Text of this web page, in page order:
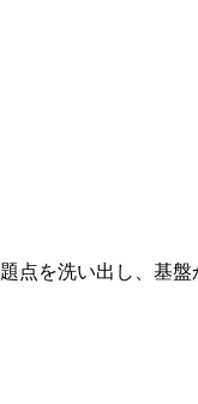
点を洗い出し、基盤